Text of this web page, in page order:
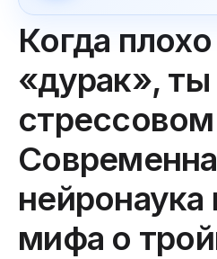
Когда
«дурак», ты
нейронаука
мифа о